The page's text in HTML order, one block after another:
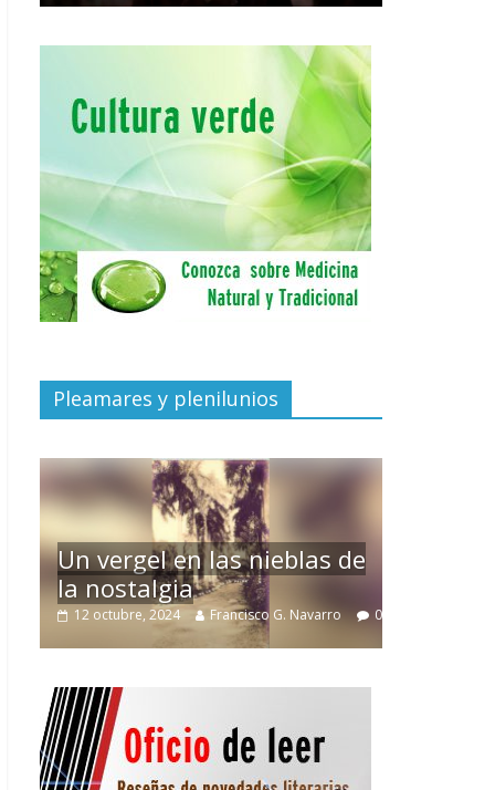
Pleamares y plenilunios
Un vergel en las nieblas de
la nostalgia
12 octubre, 2024 Francisco G. Navarro 0
La efímera
Villuendas
3